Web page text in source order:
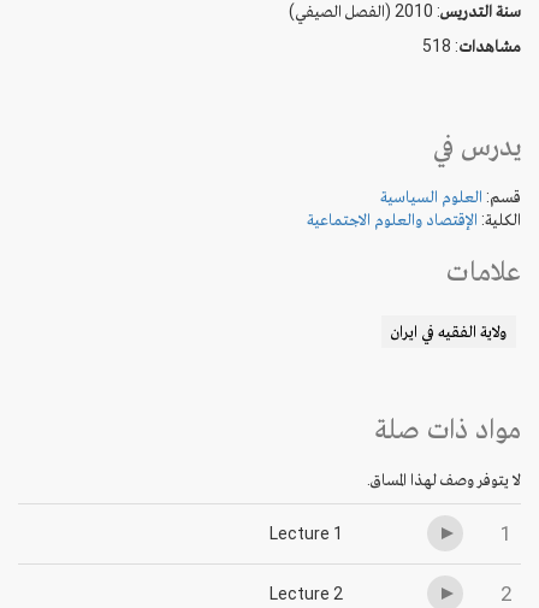
سنة التدريس: 2010 (الفصل الصيفي)
مشاهدات: 518
يدرس في
قسم: العلوم السياسية
الكلية: الإقتصاد والعلوم الاجتماعية
علامات
ولاية الفقيه في ايران
مواد ذات صلة
لا يتوفر وصف لهذا المساق.
1
Lecture 1
2
Lecture 2